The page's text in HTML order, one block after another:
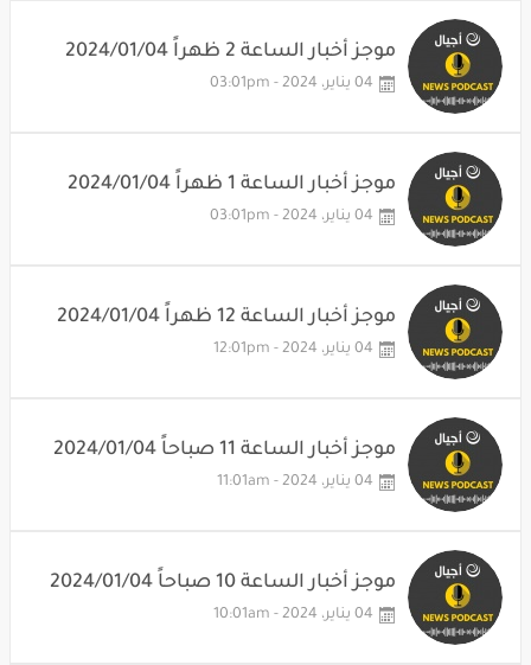
موجز أخبار الساعة 2 ظهراً 2024/01/04
04 يناير، 2024 - 03:01pm
موجز أخبار الساعة 1 ظهراً 2024/01/04
04 يناير، 2024 - 03:01pm
موجز أخبار الساعة 12 ظهراً 2024/01/04
04 يناير، 2024 - 12:01pm
موجز أخبار الساعة 11 صباحاً 2024/01/04
04 يناير، 2024 - 11:01am
موجز أخبار الساعة 10 صباحاً 2024/01/04
04 يناير، 2024 - 10:01am